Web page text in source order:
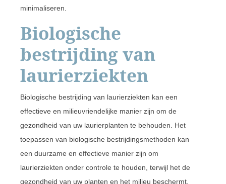
minimaliseren.
Biologische
bestrijding van
laurierziekten
Biologische bestrijding van laurierziekten kan een
effectieve en milieuvriendelijke manier zijn om de
gezondheid van uw laurierplanten te behouden. Het
toepassen van biologische bestrijdingsmethoden kan
een duurzame en effectieve manier zijn om
laurierziekten onder controle te houden, terwijl het de
gezondheid van uw planten en het milieu beschermt.